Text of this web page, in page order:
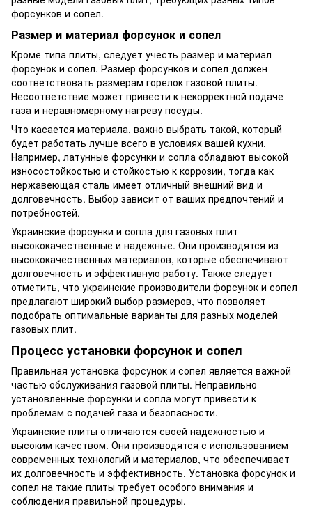
форсунков и сопел.
Размер и материал форсунок и сопел
Кроме типа плиты, следует учесть размер и материал
форсунок и сопел. Размер форсунков и сопел должен
соответствовать размерам горелок газовой плиты.
Несоответствие может привести к некорректной подаче
газа и неравномерному нагреву посуды.
Что касается материала, важно выбрать такой, который
будет работать лучше всего в условиях вашей кухни.
Например, латунные форсунки и сопла обладают высокой
износостойкостью и стойкостью к коррозии, тогда как
нержавеющая сталь имеет отличный внешний вид и
долговечность. Выбор зависит от ваших предпочтений и
потребностей.
Украинские форсунки и сопла для газовых плит
высококачественные и надежные. Они производятся из
высококачественных материалов, которые обеспечивают
долговечность и эффективную работу. Также следует
отметить, что украинские производители форсунок и сопел
предлагают широкий выбор размеров, что позволяет
подобрать оптимальные варианты для разных моделей
газовых плит.
Процесс установки форсунок и сопел
Правильная установка форсунок и сопел является важной
частью обслуживания газовой плиты. Неправильно
установленные форсунки и сопла могут привести к
проблемам с подачей газа и безопасности.
Украинские плиты отличаются своей надежностью и
высоким качеством. Они производятся с использованием
современных технологий и материалов, что обеспечивает
их долговечность и эффективность. Установка форсунок и
сопел на такие плиты требует особого внимания и
соблюдения правильной процедуры.